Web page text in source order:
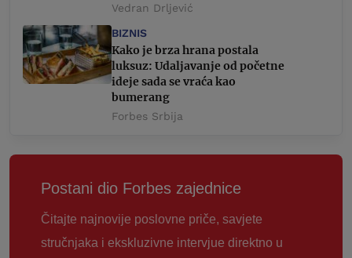
Vedran Drljević
BIZNIS
Kako je brza hrana postala
luksuz: Udaljavanje od početne
ideje sada se vraća kao
bumerang
Forbes Srbija
Postani dio Forbes zajednice
Čitajte najnovije poslovne priče, savjete
stručnjaka i ekskluzivne intervjue direktno u